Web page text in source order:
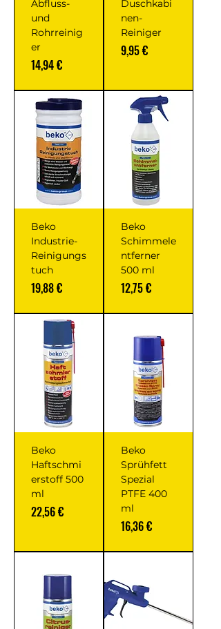
Abfluss-
und
Rohrreinig
er
Prix
14,94 €
Duschkabi
nen-
Reiniger
Prix
9,95 €
Beko
Industrie-
Reinigungs
tuch
Prix
19,88 €
Beko
Schimmele
ntferner
500 ml
Prix
12,75 €
Beko
Haftschmi
erstoff 500
ml
Prix
22,56 €
Beko
Sprühfett
Spezial
PTFE 400
ml
Prix
16,36 €